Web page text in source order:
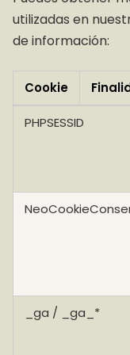
utilizadas en
de información:
Cookie
PHPSESSID
_ga / _ga_*